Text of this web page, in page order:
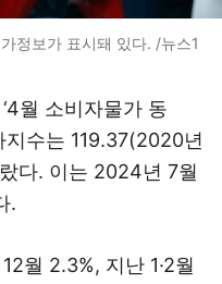
정보가 표시돼 있다. /뉴스1
월 소비자물가 동
지수는 119.37(2020년
다. 이는 2024년 7월
.
월 2.3%, 지난 1·2월